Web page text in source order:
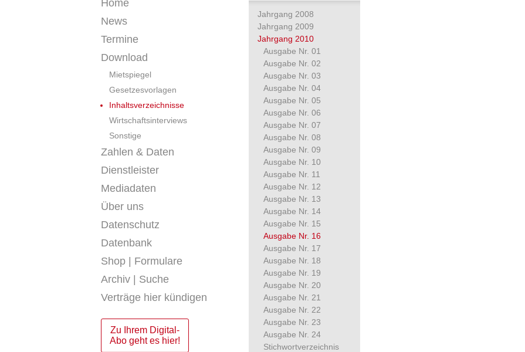
Home
News
Termine
Download
Mietspiegel
Gesetzesvorlagen
Inhaltsverzeichnisse
Wirtschaftsinterviews
Sonstige
Zahlen & Daten
Dienstleister
Mediadaten
Über uns
Datenschutz
Datenbank
Shop | Formulare
Archiv | Suche
Verträge hier kündigen
Zu Ihrem Digital-
Abo geht es hier!
Jahrgang 2008
Jahrgang 2009
Jahrgang 2010
Ausgabe Nr. 01
Ausgabe Nr. 02
Ausgabe Nr. 03
Ausgabe Nr. 04
Ausgabe Nr. 05
Ausgabe Nr. 06
Ausgabe Nr. 07
Ausgabe Nr. 08
Ausgabe Nr. 09
Ausgabe Nr. 10
Ausgabe Nr. 11
Ausgabe Nr. 12
Ausgabe Nr. 13
Ausgabe Nr. 14
Ausgabe Nr. 15
Ausgabe Nr. 16
Ausgabe Nr. 17
Ausgabe Nr. 18
Ausgabe Nr. 19
Ausgabe Nr. 20
Ausgabe Nr. 21
Ausgabe Nr. 22
Ausgabe Nr. 23
Ausgabe Nr. 24
Stichwortverzeichnis